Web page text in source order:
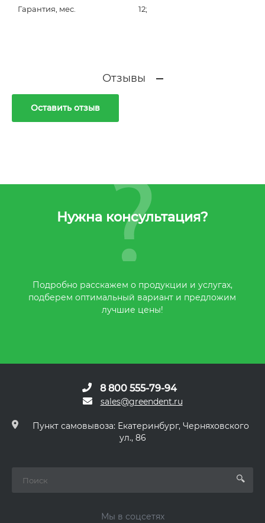
Гарантия, мес. 12;
Отзывы
Оставить отзыв
Нужна консультация?
Подробно расскажем о продукции и услугах,
подберем оптимальный вариант и предложим
лучшие цены!
8 800 555-79-94
sales@greendent.ru
Пункт самовывоза: Екатеринбург, Черняховского
ул., 86
Мы в соцсетях